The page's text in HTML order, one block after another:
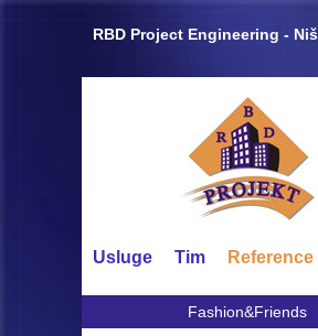
RBD Project Engineering - Niš
Usluge Tim Reference
Fashion&Friends